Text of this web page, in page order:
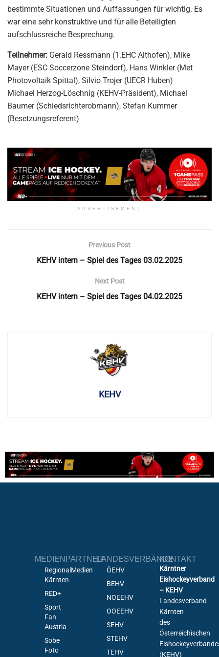
bestimmte Situationen und Auffassungen für wichtig. Es
war eine sehr konstruktive und für alle Beteiligten
aufschlussreiche Besprechung.
Teilnehmer: Gerald Ressmann (1.EHC Althofen), Mike
Mayer (ESC Soccerzone Steindorf), Hans Winkler (Met
Photovoltaik Spittal), Silvio Trojer (UECR Huben)
Michael Herzog-Löschnig (KEHV-Präsident), Michael
Baumer (Schiedsrichterobmann), Stefan Kummer
(Besetzungsreferent)
ADVERTISEMENT
Previous Post
KEHV intern – Spiel des Tages 03.02.2025
Next Post
KEHV intern – Spiel des Tages 04.02.2025
KEHV
MEDIENPARTNER
RegionalMedien
Kärnten
RED+
Sport
Fan
Austria
Sobe
Foto
LANDESVERBÄNDE
ÖEHV
BEHV
NOEEHV
OOEEHV
SEHV
STEHV
TEHV
KONTAKT
Kärntner
Eishockeyverband
– KEHV
Landesverband
Kärnten
des
Österreichischen
(KEHV)